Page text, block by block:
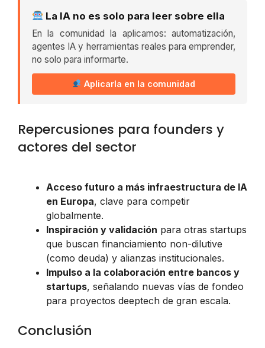
La IA no es solo para leer sobre ella
En la comunidad la aplicamos: automatización,
agentes IA y herramientas reales para emprender,
no solo para informarte.
Aplicarla en la comunidad
Repercusiones para founders y
actores del sector
Acceso futuro a más infraestructura de IA
en Europa, clave para competir
globalmente.
Inspiración y validación para otras startups
que buscan financiamiento non-dilutive
(como deuda) y alianzas institucionales.
Impulso a la colaboración entre bancos y
startups, señalando nuevas vías de fondeo
para proyectos deeptech de gran escala.
Conclusión